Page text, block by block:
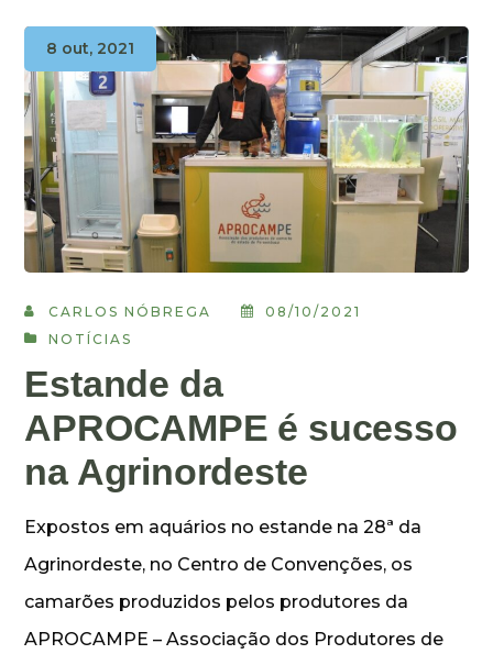
8 out, 2021
CARLOS NÓBREGA
08/10/2021
NOTÍCIAS
Estande da
APROCAMPE é sucesso
na Agrinordeste
Expostos em aquários no estande na 28ª da
Agrinordeste, no Centro de Convenções, os
camarões produzidos pelos produtores da
APROCAMPE – Associação dos Produtores de